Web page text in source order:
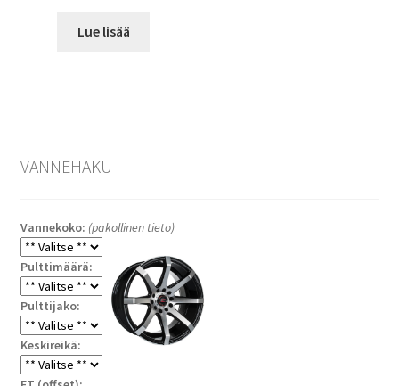
Lue lisää
VANNEHAKU
Vannekoko: (pakollinen tieto)
Pulttimäärä:
Pulttijako:
Keskireikä: